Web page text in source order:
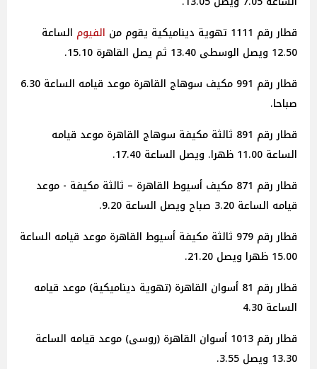
قطار رقم 1111 تهوية ديناميكية يقوم من
الفيوم الساعة
12.50 ويصل الوسطى 13.40 ثم يصل القاهرة 15.10.
قطار رقم 991 مكيف سوهاج القاهرة موعد قيامه الساعة 6.30
صباحا.
قطار رقم 891 ثالثة مكيفة سوهاج القاهرة موعد قيامه
الساعة 11.00 ظهرا. ويصل الساعة 17.40.
قطار رقم 871 مكيف أسيوط القاهرة – ثالثة مكيفة - موعد
قيامه الساعة 3.20 صباح ويصل الساعة 9.20.
قطار رقم 979 ثالثة مكيفة أسيوط القاهرة موعد قيامه الساعة
15.00 ظهرا ويصل 21.20.
قطار رقم 81 أسوان القاهرة (تهوية ديناميكية) موعد قيامه
الساعة 4.30
قطار رقم 1013 أسوان القاهرة (روسى) موعد قيامه الساعة
13.30 ويصل 3.55.